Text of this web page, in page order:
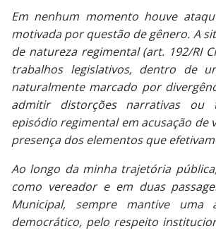
Em nenhum momento houve
motivada por questão de gênero. A
de natureza regimental (art. 192/RI
trabalhos legislativos, dentro de
naturalmente marcado por
admitir distorções narrativas ou
episódio regimental em acusação de
presença dos elementos que
Ao longo da minha trajetória
como vereador e em duas
Municipal, sempre mantive uma
democrático, pelo respeito